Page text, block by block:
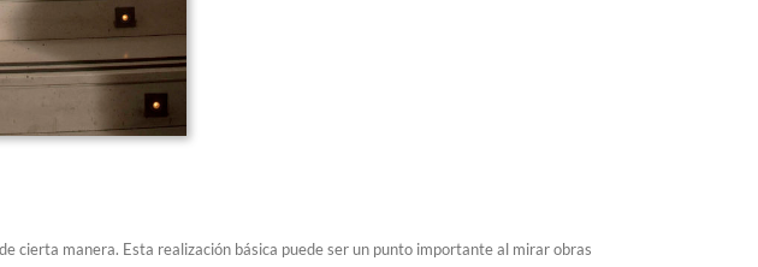
cierta manera. Esta realización básica puede ser un punto importante al mirar obras